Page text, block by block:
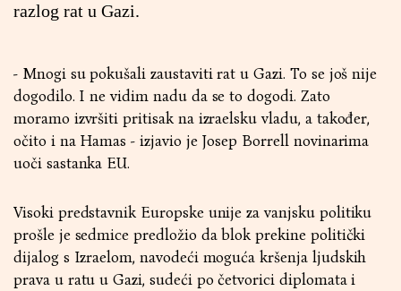
razlog rat u Gazi.
- Mnogi su pokušali zaustaviti rat u Gazi. To se još nije
dogodilo. I ne vidim nadu da se to dogodi. Zato
moramo izvršiti pritisak na izraelsku vladu, a također,
očito i na Hamas - izjavio je Josep Borrell novinarima
uoči sastanka EU.
Visoki predstavnik Europske unije za vanjsku politiku
prošle je sedmice predložio da blok prekine politički
dijalog s Izraelom, navodeći moguća kršenja ljudskih
prava u ratu u Gazi, sudeći po četvorici diplomata i